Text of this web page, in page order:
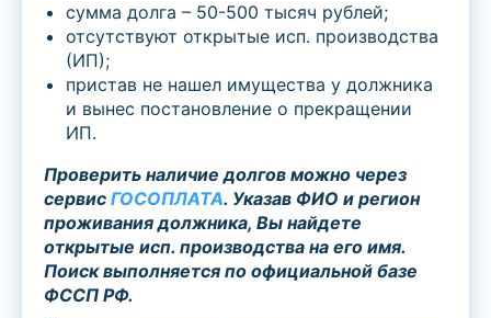
сумма долга – 50-500 тысяч рублей;
отсутствуют открытые исп. производства
(ИП);
пристав не нашел имущества у должника
и вынес постановление о прекращении
ИП.
Проверить наличие долгов можно через
сервис ГОСОПЛАТА. Указав ФИО и регион
проживания должника, Вы найдете
открытые исп. производства на его имя.
Поиск выполняется по официальной базе
ФССП РФ.